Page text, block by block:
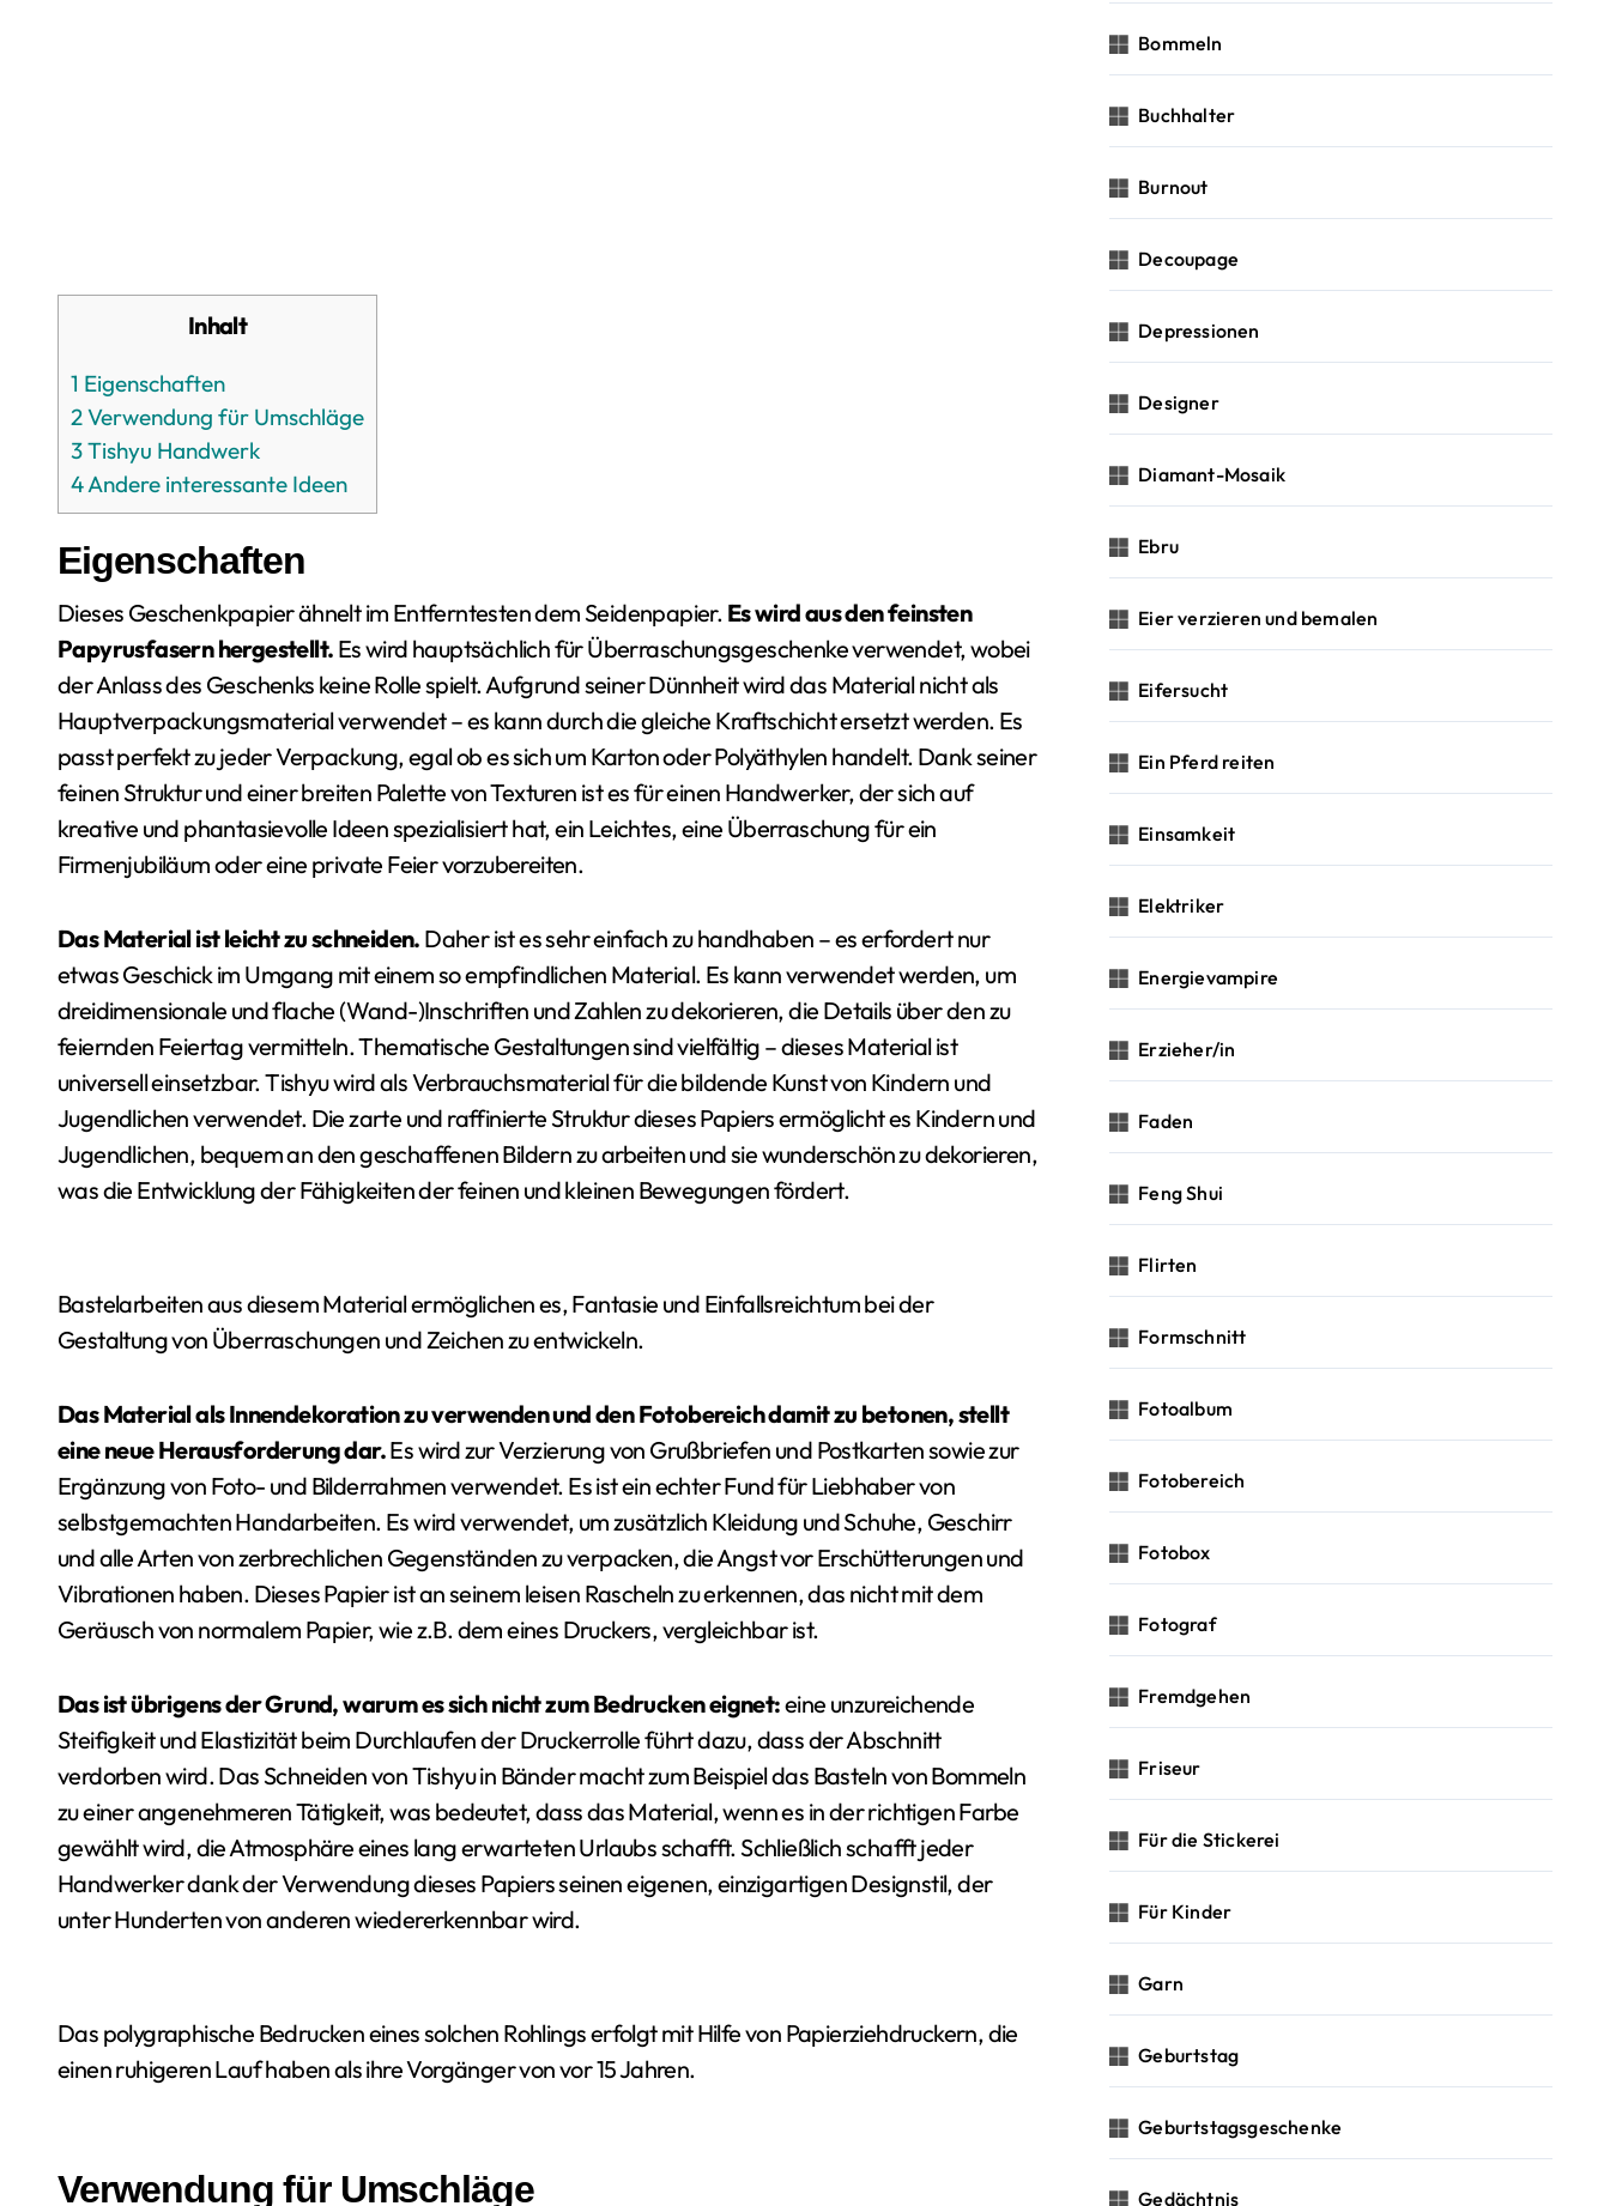
Inhalt
1 Eigenschaften
2Verwendung für Umschläge
3Tishyu Handwerk
4Andere interessante Ideen
Eigenschaften
Dieses Geschenkpapier ähnelt im Entferntesten dem Seidenpapier. Es wird aus den feinsten
Papyrusfasern hergestellt. Es wird hauptsächlich für Überraschungsgeschenke verwendet, wobei
der Anlass des Geschenks keine Rolle spielt. Aufgrund seiner Dünnheit wird das Material nicht als
Hauptverpackungsmaterial verwendet – es kann durch die gleiche Kraftschicht ersetzt werden. Es
passt perfekt zu jeder Verpackung, egal ob es sich um Karton oder Polyäthylen handelt. Dank seiner
feinen Struktur und einer breiten Palette von Texturen ist es für einen Handwerker, der sich auf
kreative und phantasievolle Ideen spezialisiert hat, ein Leichtes, eine Überraschung für ein
Firmenjubiläum oder eine private Feier vorzubereiten.
Das Material ist leicht zu schneiden. Daher ist es sehr einfach zu handhaben – es erfordert nur
etwas Geschick im Umgang mit einem so empfindlichen Material. Es kann verwendet werden, um
dreidimensionale und flache (Wand-)Inschriften und Zahlen zu dekorieren, die Details über den zu
feiernden Feiertag vermitteln. Thematische Gestaltungen sind vielfältig – dieses Material ist
universell einsetzbar. Tishyu wird als Verbrauchsmaterial für die bildende Kunst von Kindern und
Jugendlichen verwendet. Die zarte und raffinierte Struktur dieses Papiers ermöglicht es Kindern und
Jugendlichen, bequem an den geschaffenen Bildern zu arbeiten und sie wunderschön zu dekorieren,
was die Entwicklung der Fähigkeiten der feinen und kleinen Bewegungen fördert.
Bastelarbeiten aus diesem Material ermöglichen es, Fantasie und Einfallsreichtum bei der
Gestaltung von Überraschungen und Zeichen zu entwickeln.
Das Material als Innendekoration zu verwenden und den Fotobereich damit zu betonen, stellt
eine neue Herausforderung dar.Es wird zur Verzierung von Grußbriefen und Postkarten sowie zur
Ergänzung von Foto- und Bilderrahmen verwendet. Es ist ein echter Fund für Liebhaber von
selbstgemachten Handarbeiten. Es wird verwendet, um zusätzlich Kleidung und Schuhe, Geschirr
und alle Arten von zerbrechlichen Gegenständen zu verpacken, die Angst vor Erschütterungen und
Vibrationen haben. Dieses Papier ist an seinem leisen Rascheln zu erkennen, das nicht mit dem
Geräusch von normalem Papier, wie z.B. dem eines Druckers, vergleichbar ist.
Das ist übrigens der Grund, warum es sich nicht zum Bedrucken eignet:eine unzureichende
Steifigkeit und Elastizität beim Durchlaufen der Druckerrolle führt dazu, dass der Abschnitt
verdorben wird. Das Schneiden von Tishyu in Bänder macht zum Beispiel das Basteln von Bommeln
zu einer angenehmeren Tätigkeit, was bedeutet, dass das Material, wenn es in der richtigen Farbe
gewählt wird, die Atmosphäre eines lang erwarteten Urlaubs schafft. Schließlich schafft jeder
Handwerker dank der Verwendung dieses Papiers seinen eigenen, einzigartigen Designstil, der
unter Hunderten von anderen wiedererkennbar wird.
Das polygraphische Bedrucken eines solchen Rohlings erfolgt mit Hilfe von Papierziehdruckern, die
einen ruhigeren Lauf haben als ihre Vorgänger von vor 15 Jahren.
Verwendung für Umschläge
Bommeln
Buchhalter
Burnout
Decoupage
Depressionen
Designer
Diamant-Mosaik
Ebru
Eier verzieren und bemalen
Eifersucht
Ein Pferd reiten
Einsamkeit
Elektriker
Energievampire
Erzieher/in
Faden
Feng Shui
Flirten
Formschnitt
Fotoalbum
Fotobereich
Fotobox
Fotograf
Fremdgehen
Friseur
Für die Stickerei
Für Kinder
Garn
Geburtstag
Geburtstagsgeschenke
Gedächtnis